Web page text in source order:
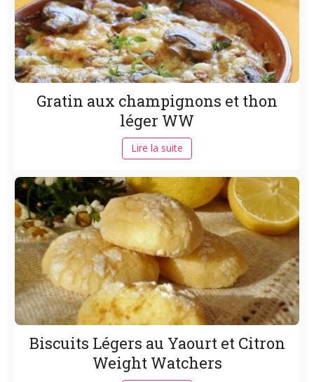
Gratin aux champignons et thon
léger WW
Lire la suite
Biscuits Légers au Yaourt et Citron
Weight Watchers